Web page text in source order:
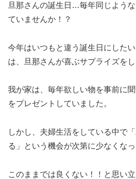
旦那さんの誕生日…毎年同じよう
ていませんか！？
今年はいつもと違う誕生日にした
は、旦那さんが喜ぶサプライズを
我が家は、毎年欲しい物を事前に
をプレゼントしていました。
しかし、夫婦生活をしている中で
る」という機会が次第に少なくな
このままでは良くない！！と思い